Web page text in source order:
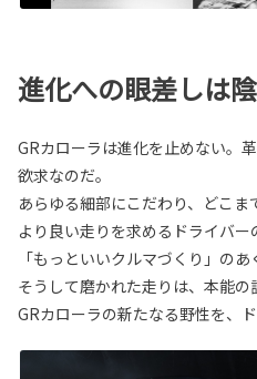
進化への眼差しは陰
GRカローラは進化を止めない。
欲求なのだ。
あらゆる細部にこだわり、どこま
より良い走りを求めるドライバー
「もっといいクルマづくり」のあ
そうして磨かれた走りは、本能の
GRカローラの新たなる野性を、